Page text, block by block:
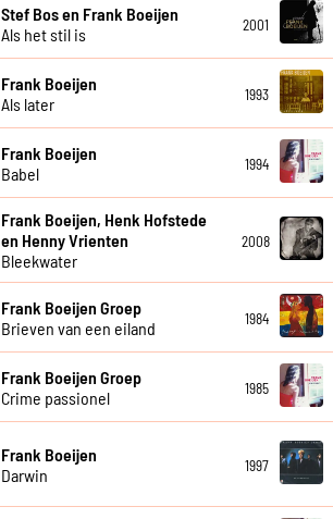
Stef Bos en Frank Boeijen
Als het stil is
2001
Frank Boeijen
Als later
1993
Frank Boeijen
Babel
1994
Frank Boeijen, Henk Hofstede
en Henny Vrienten
Bleekwater
2008
Frank Boeijen Groep
Brieven van een eiland
1984
Frank Boeijen Groep
Crime passionel
1985
Frank Boeijen
Darwin
1997